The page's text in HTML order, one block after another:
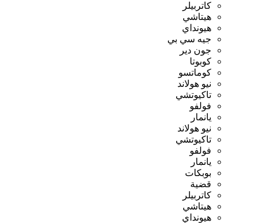
كاتربيلر
هيتاشي
هيونداي
جيه سي بي
جون دير
كوبوتا
كوماتسو
نيو هولاند
تاكيوتشي
فولفو
يانمار
نيو هولاند
تاكيوتشي
فولفو
يانمار
بوبكات
قضية
كاتربيلر
هيتاشي
هيونداي